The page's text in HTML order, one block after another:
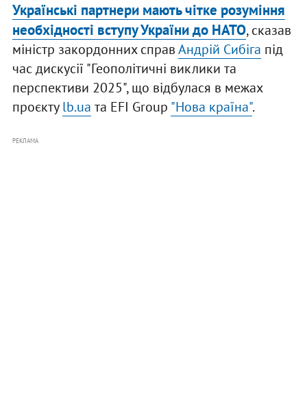
Українські партнери мають чітке розуміння
необхідності вступу України до НАТО, сказав
міністр закордонних справАндрій Сибіга під
час дискусії "Геополітичні виклики та
перспективи 2025", що відбулася в межах
проєктуlb.ua та EFI Group "Нова країна".
РЕКЛАМА